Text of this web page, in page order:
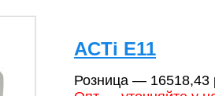
ACTi E11
Розница — 16518,43